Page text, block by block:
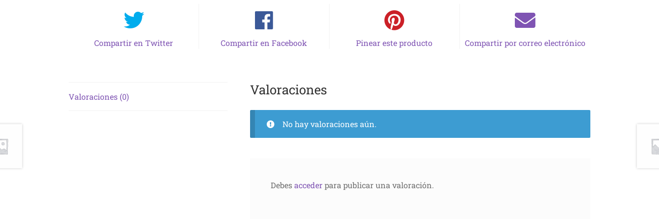
Compartir en Twitter Compartir en Facebook Pinear este producto Compartir por correo electrónico
Valoraciones (0) Valoraciones
No hay valoraciones aún.
Debesaccederpara publicar una valoración.